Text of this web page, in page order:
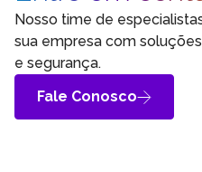
Nosso time de
sua empresa com
e segurança.
Fale Conosco